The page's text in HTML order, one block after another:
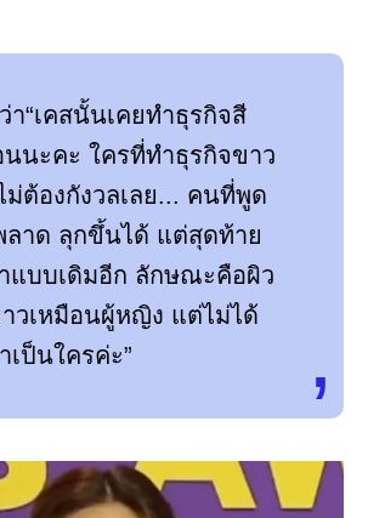
า“เคสนั้นเคยทำธุรกิจสี
นนะคะ ใครที่ทำธุรกิจขาว
ม่ต้องกังวลเลย... คนที่พูด
ลาด ลุกขึ้นได้ แต่สุดท้าย
แบบเดิมอีก ลักษณะคือผิว
วเหมือนผู้หญิง แต่ไม่ได้
เป็นใครค่ะ”